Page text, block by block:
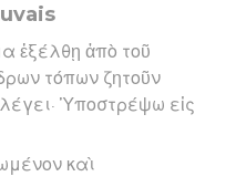
ἐξέλθῃ ἀπὸ τοῦ
τόπων ζητοῦν
Ὑποστρέψω εἰς
καὶ